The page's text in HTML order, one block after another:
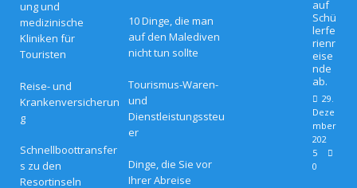
ung und
medizinische
Kliniken für
Touristen
Reise- und
Krankenversicherun
g
Schnellboottransfer
s zu den
Resortinseln
10 Dinge, die man
auf den Malediven
nicht tun sollte
Tourismus-Waren-
und
Dienstleistungssteu
er
Dinge, die Sie vor
Ihrer Abreise
auf
Schü
lerfe
rienr
eise
nde
ab.
29.
Deze
mber
202
5
0